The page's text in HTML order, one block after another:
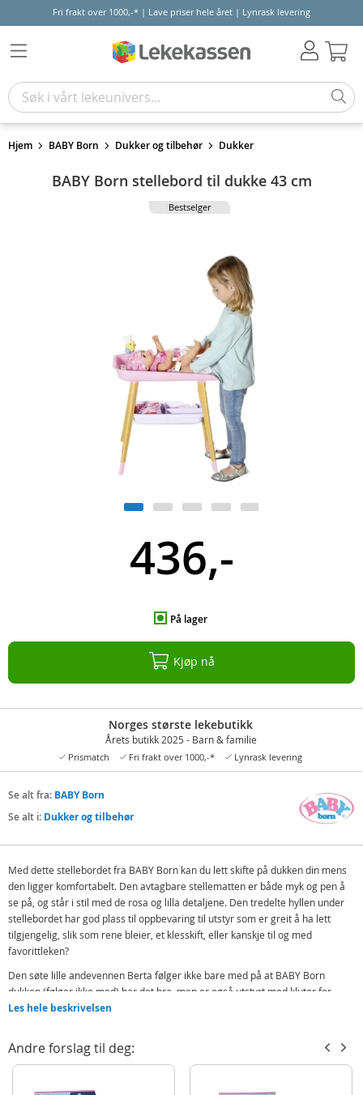
Fri frakt over 1000,-* | Lave priser hele året | Lynrask levering
Hjem BABY Born Dukker og tilbehør Dukker
BABY Born stellebord til dukke 43 cm
Bestselger
436,-
På lager
Kjøp nå
Norges største lekebutikk
Årets butikk 2025 - Barn & familie
Prismatch Fri frakt over 1000,-* Lynrask levering
Se alt fra: BABY Born
Se alt i: Dukker og tilbehør
Med dette stellebordet fra BABY Born kan du lett skifte på dukken din mens
den ligger komfortabelt. Den avtagbare stellematten er både myk og pen å
se på, og står i stil med de rosa og lilla detaljene. Den tredelte hyllen under
stellebordet har god plass til oppbevaring til utstyr som er greit å ha lett
tilgjengelig, slik som rene bleier, et klesskift, eller kanskje til og med
favorittleken?
Den søte lille andevennen Berta følger ikke bare med på at BABY Born
dukken (følger ikke med) har det bra, men er også utstyrt med kluter for
rengjøring og kan enkelt festes til kanten. Stellebordet er inspirirert av
Inneholder:
Les hele beskrivelsen
Andre forslag til deg: